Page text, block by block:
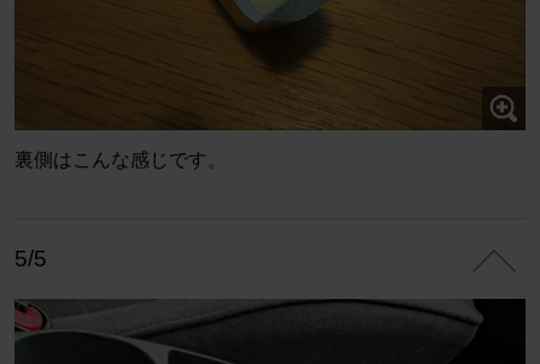
裏側はこんな感じです。
5/5